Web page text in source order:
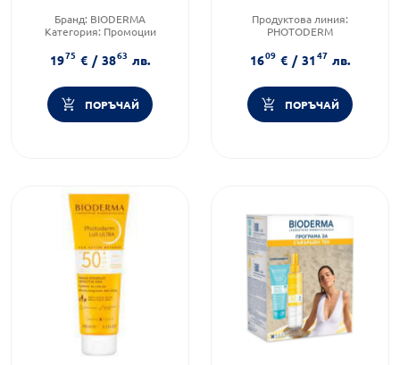
Бранд: BIODERMA
Категория: Промоции
PHOTODERM
1975 € / 3863 лв.
ПОРЪЧАЙ
Продуктова линия:
PHOTODERM
Дермокозметика
Форма на продукта:крем
1609 € / 3147 лв.
ПОРЪЧАЙ